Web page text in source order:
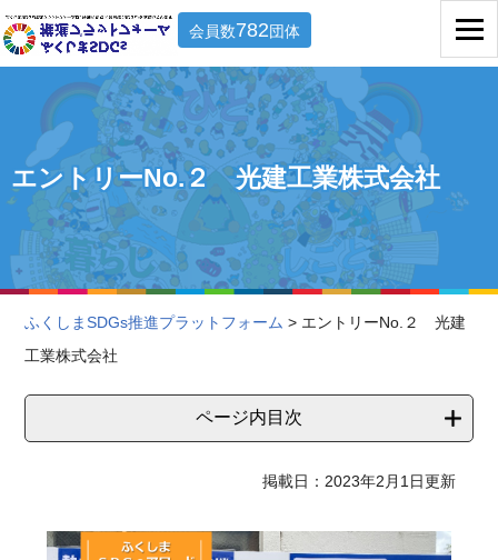
会員数782団体
エントリーNo.２ 光建工業株式会社
ふくしまSDGs推進プラットフォーム > エントリーNo.２ 光建
工業株式会社
ページ内目次
掲載日：2023年2月1日更新